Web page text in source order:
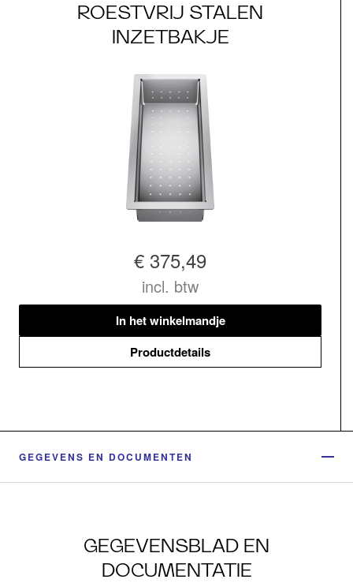
ROESTVRIJ STALEN
INZETBAKJE
€ 375,49
incl. btw
In het winkelmandje
Productdetails
GEGEVENS EN DOCUMENTEN
GEGEVENSBLAD EN
DOCUMENTATIE